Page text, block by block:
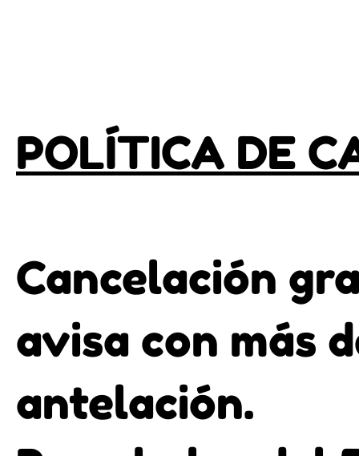
POLÍTICA DE
Cancelación
avisa con más
antelación.